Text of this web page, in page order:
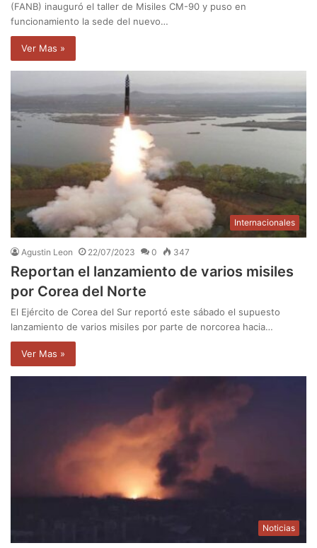
(FANB) inauguró el taller de Misiles CM-90 y puso en
funcionamiento la sede del nuevo…
Ver Mas »
Internacionales
Agustin Leon 22/07/2023 0 347
Reportan el lanzamiento de varios misiles
por Corea del Norte
El Ejército de Corea del Sur reportó este sábado el supuesto
lanzamiento de varios misiles por parte de norcorea hacia…
Ver Mas »
Noticias